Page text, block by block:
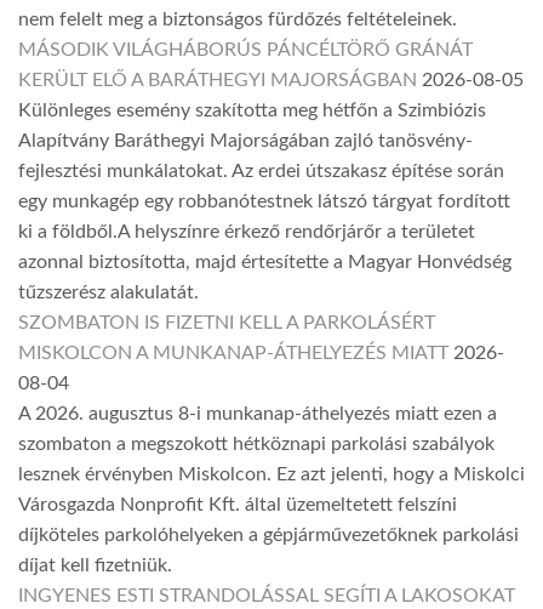
nem felelt meg a biztonságos fürdőzés feltételeinek.
MÁSODIK VILÁGHÁBORÚS PÁNCÉLTÖRŐ GRÁNÁT
KERÜLT ELŐ A BARÁTHEGYI MAJORSÁGBAN 2026-08-05
Különleges esemény szakította meg hétfőn a Szimbiózis
Alapítvány Baráthegyi Majorságában zajló tanösvény-
fejlesztési munkálatokat. Az erdei útszakasz építése során
egy munkagép egy robbanótestnek látszó tárgyat fordított
ki a földből.A helyszínre érkező rendőrjárőr a területet
azonnal biztosította, majd értesítette a Magyar Honvédség
tűzszerész alakulatát.
SZOMBATON IS FIZETNI KELL A PARKOLÁSÉRT
MISKOLCON A MUNKANAP-ÁTHELYEZÉS MIATT 2026-
08-04
A 2026. augusztus 8-i munkanap-áthelyezés miatt ezen a
szombaton a megszokott hétköznapi parkolási szabályok
lesznek érvényben Miskolcon. Ez azt jelenti, hogy a Miskolci
Városgazda Nonprofit Kft. által üzemeltetett felszíni
díjköteles parkolóhelyeken a gépjárművezetőknek parkolási
díjat kell fizetniük.
INGYENES ESTI STRANDOLÁSSAL SEGÍTI A LAKOSOKAT